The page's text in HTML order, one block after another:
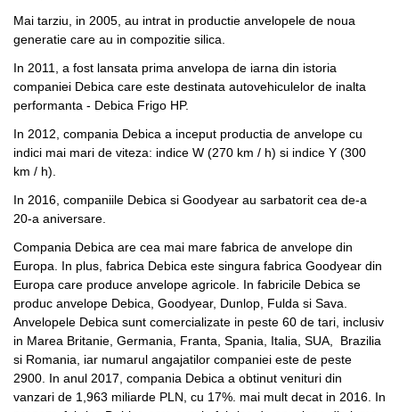
Mai tarziu, in 2005, au intrat in productie anvelopele de noua
generatie care au in compozitie silica.
In 2011, a fost lansata prima anvelopa de iarna din istoria
companiei Debica care este destinata autovehiculelor de inalta
performanta - Debica Frigo HP.
In 2012, compania Debica a inceput productia de anvelope cu
indici mai mari de viteza: indice W (270 km / h) si indice Y (300
km / h).
In 2016, companiile Debica si Goodyear au sarbatorit cea de-a
20-a aniversare.
Compania Debica are cea mai mare fabrica de anvelope din
Europa. In plus, fabrica Debica este singura fabrica Goodyear din
Europa care produce anvelope agricole. In fabricile Debica se
produc anvelope Debica, Goodyear, Dunlop, Fulda si Sava.
Anvelopele Debica sunt comercializate in peste 60 de tari, inclusiv
in Marea Britanie, Germania, Franta, Spania, Italia, SUA, Brazilia
si Romania, iar numarul angajatilor companiei este de peste
2900. In anul 2017, compania Debica a obtinut venituri din
vanzari de 1,963 miliarde PLN, cu 17%. mai mult decat in ​​2016. In